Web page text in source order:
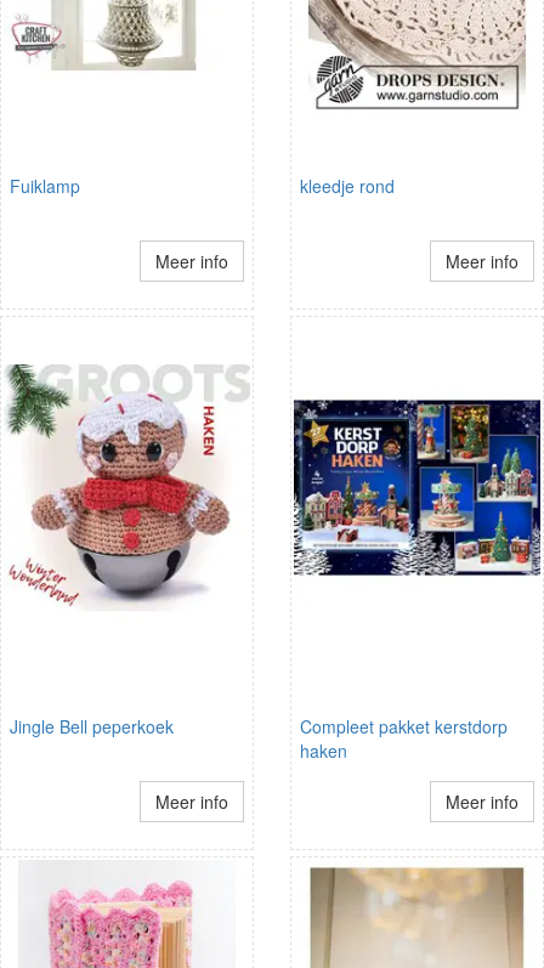
Fuiklamp
Meer info
kleedje rond
Meer info
Jingle Bell peperkoek
Meer info
Compleet pakket kerstdorp
haken
Meer info